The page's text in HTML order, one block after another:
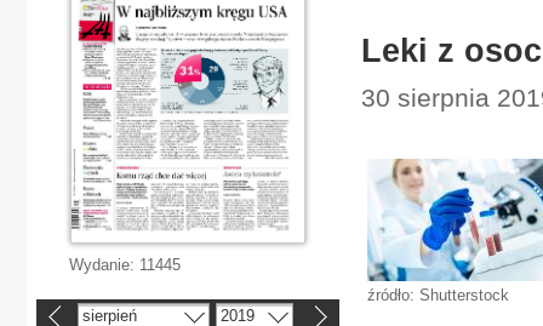
Leki z
30 sierpnia
źródło: Shutterstock
Wydanie: 11445
sierpień 2019